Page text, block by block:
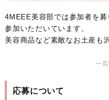
4MEEE美容部では参加者を
参加いただいています。
美容商品など素敵なお土産も
―
応募について